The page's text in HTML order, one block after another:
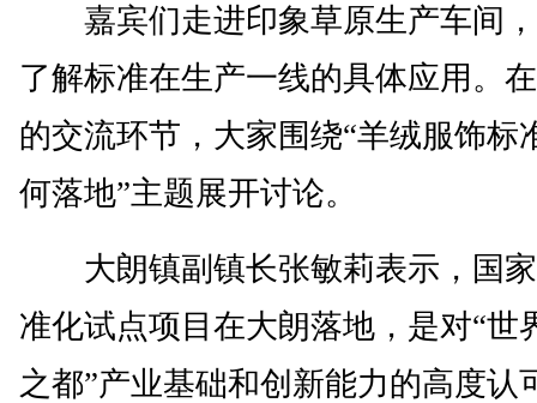
嘉宾们走进印象草原生产车间
了解标准在生产一线的具体应用。
的交流环节，大家围绕“羊绒服饰标
何落地”主题展开讨论。
大朗镇副镇长张敏莉表示，国
准化试点项目在大朗落地，是对“世
之都”产业基础和创新能力的高度认